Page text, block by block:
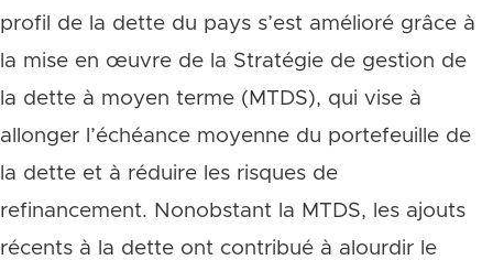
profil de la dette du pays s’est amélioré grâce à
la mise en œuvre de la Stratégie de gestion de
la dette à moyen terme (MTDS), qui vise à
allonger l’échéance moyenne du portefeuille de
la dette et à réduire les risques de
refinancement. Nonobstant la MTDS, les ajouts
récents à la dette ont contribué à alourdir le